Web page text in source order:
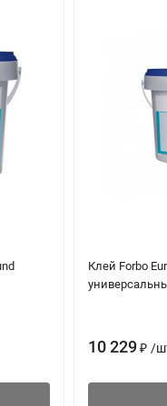
перемешать!
зубчатым шпателем
соприкасаться с
основания, количества
одностороннее
только на
Клей Forbo
10 229 ₽ /